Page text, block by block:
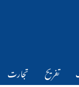
تفریح تجارت